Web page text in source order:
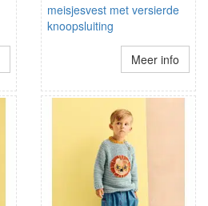
meisjesvest met versierde
knoopsluiting
Meer info